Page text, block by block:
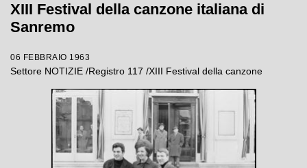
XIII Festival della canzone italiana di
Sanremo
06 FEBBRAIO 1963
Settore NOTIZIE /Registro 117 /XIII Festival della canzone